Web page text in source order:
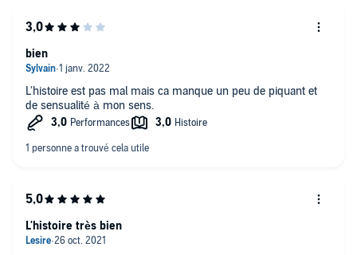
L'histoire est pas mal mais ca manque un peu de piquant et
de sensualité à mon sens.
bien
L'histoire très bien